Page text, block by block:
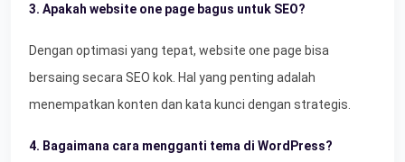
3. Apakah website one page bagus untuk SEO?
Dengan optimasi yang tepat, website one page bisa
bersaing secara SEO kok. Hal yang penting adalah
menempatkan konten dan kata kunci dengan strategis.
4. Bagaimana cara mengganti tema di WordPress?